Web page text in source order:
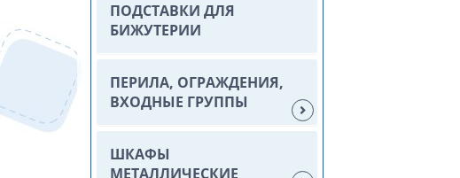
ПОДСТАВКИ ДЛЯ
БИЖУТЕРИИ
ПЕРИЛА, ОГРАЖДЕНИЯ,
ВХОДНЫЕ ГРУППЫ
ШКАФЫ
МЕТАЛЛИЧЕСКИЕ